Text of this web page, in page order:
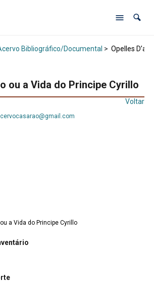
Bibliográfico/Documental > Opelles
ou a Vida do Principe Cyrillo
Voltar
a Vida do Principe Cyrillo